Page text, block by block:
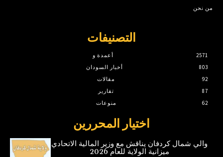
من نحن
التصنيفات
أعمدة و
2571
أخبار السودان
803
مقالات
92
تقارير
87
منوعات
62
اختيار المحررين
والي شمال كردفان يناقش مع وزير المالية الاتحادي
ميزانية الولاية للعام 2026